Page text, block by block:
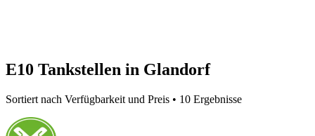
E10 Tankstellen in Glandorf
Sortiert nach Verfügbarkeit und Preis • 10 Ergebnisse